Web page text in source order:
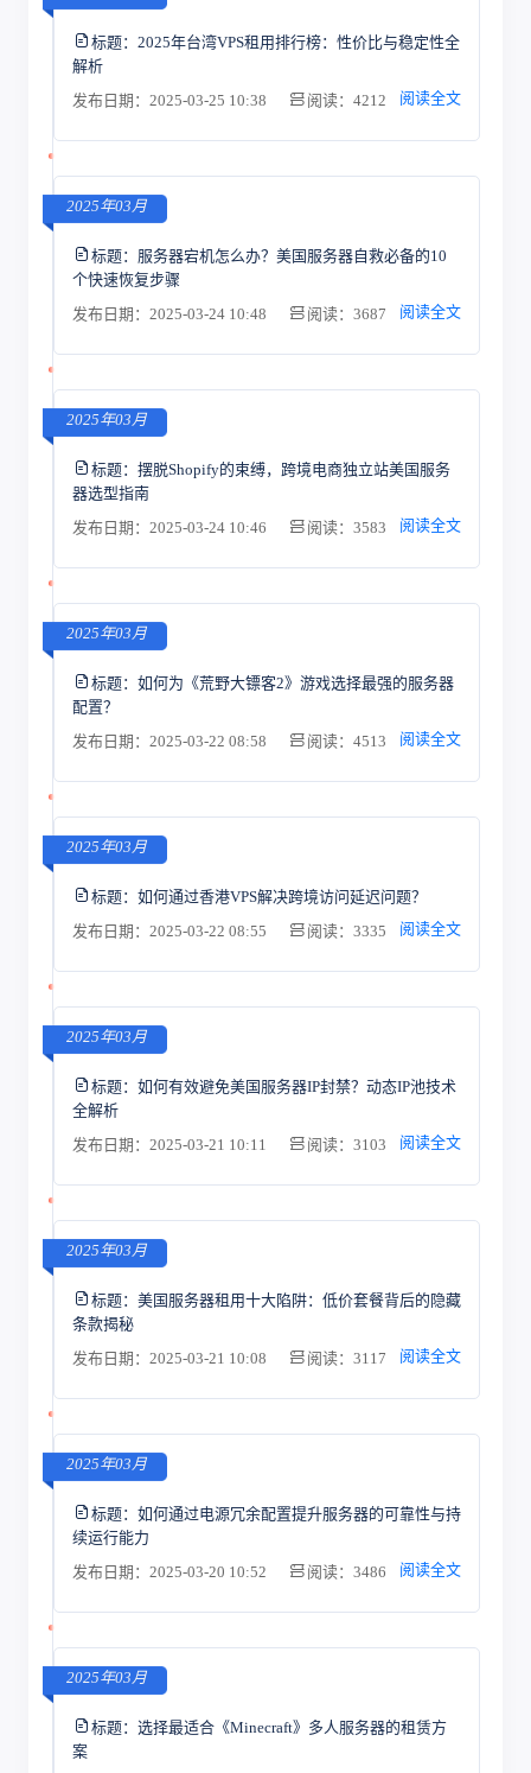
标题： 2025年台湾VPS租用排行榜：性价比与稳定性全
解析
发布日期：2025-03-25 10:38
阅读：4212 阅读全文
2025年03月
标题： 服务器宕机怎么办？美国服务器自救必备的10
个快速恢复步骤
发布日期：2025-03-24 10:48
阅读：3687 阅读全文
2025年03月
标题： 摆脱Shopify的束缚，跨境电商独立站美国服务
器选型指南
发布日期：2025-03-24 10:46
阅读：3583 阅读全文
2025年03月
标题： 如何为《荒野大镖客2》游戏选择最强的服务器
配置？
发布日期：2025-03-22 08:58
阅读：4513 阅读全文
2025年03月
标题： 如何通过香港VPS解决跨境访问延迟问题？
发布日期：2025-03-22 08:55
阅读：3335 阅读全文
2025年03月
标题： 如何有效避免美国服务器IP封禁？动态IP池技术
全解析
发布日期：2025-03-21 10:11
阅读：3103 阅读全文
2025年03月
标题： 美国服务器租用十大陷阱：低价套餐背后的隐藏
条款揭秘
发布日期：2025-03-21 10:08
阅读：3117 阅读全文
2025年03月
标题： 如何通过电源冗余配置提升服务器的可靠性与持
续运行能力
发布日期：2025-03-20 10:52
阅读：3486 阅读全文
2025年03月
标题： 选择最适合《Minecraft》多人服务器的租赁方
案